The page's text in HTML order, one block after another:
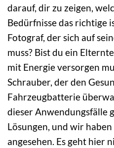
darauf, dir zu zeigen,
Bedürfnisse das richtige
Fotograf, der sich auf
muss? Bist du ein
mit Energie versorgen
Schrauber, der den
Fahrzeugbatterie
dieser Anwendungsfälle
Lösungen, und wir haben
angesehen. Es geht hier